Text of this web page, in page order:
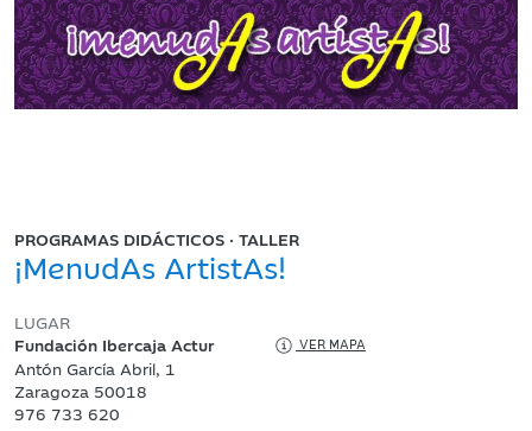
PROGRAMAS DIDÁCTICOS · TALLER
¡MenudAs ArtistAs!
LUGAR
Fundación Ibercaja Actur
VER MAPA
Antón García Abril, 1
Zaragoza 50018
976 733 620